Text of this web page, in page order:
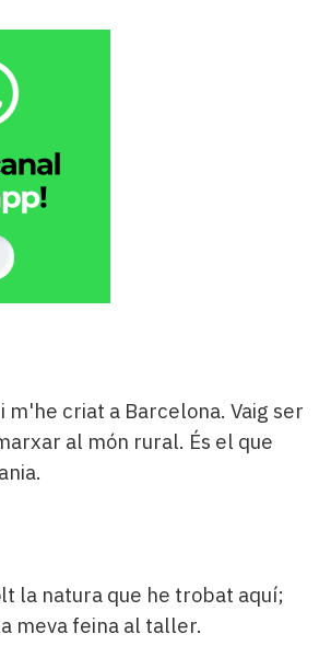
m'he criat a Barcelona. Vaig ser
al món rural. És el que
la natura que he trobat aquí;
meva feina al taller.